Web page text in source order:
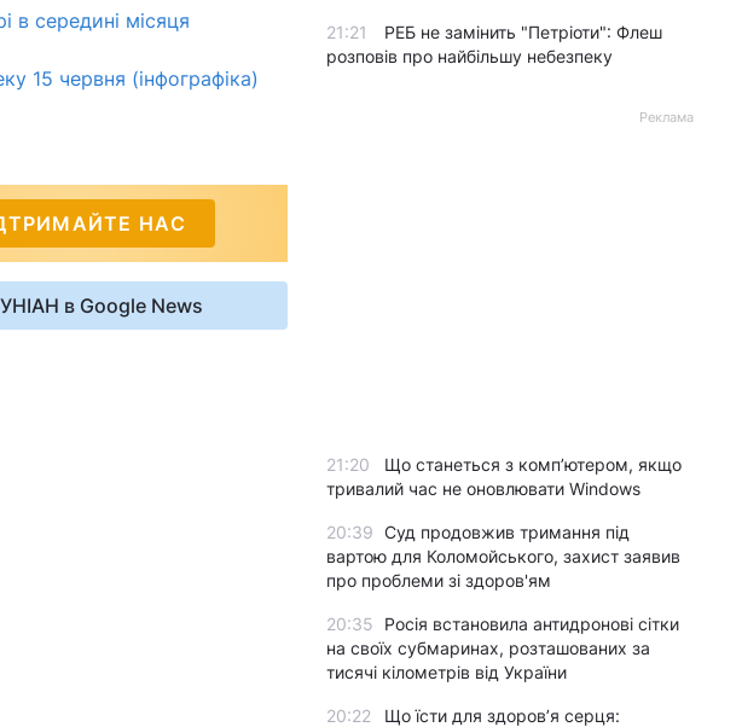
в середині місяця
15 червня (інфографіка)
НАС
УНІАН в Google News
21:21
РЕБ не замінить "Петріоти": Флеш
розповів про найбільшу небезпеку
Реклама
21:20
Що станеться з комп’ютером, якщо
тривалий час не оновлювати Windows
20:39 Суд продовжив тримання під
вартою для Коломойського, захист заявив
про проблеми зі здоров'ям
20:35
Росія встановила антидронові сітки
на своїх субмаринах, розташованих за
тисячі кілометрів від України
20:22
Що їсти для здоров’я серця: